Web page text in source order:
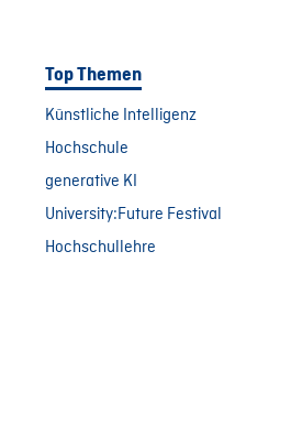
Top Themen
Künstliche Intelligenz
Hochschule
generative KI
University:Future Festival
Hochschullehre